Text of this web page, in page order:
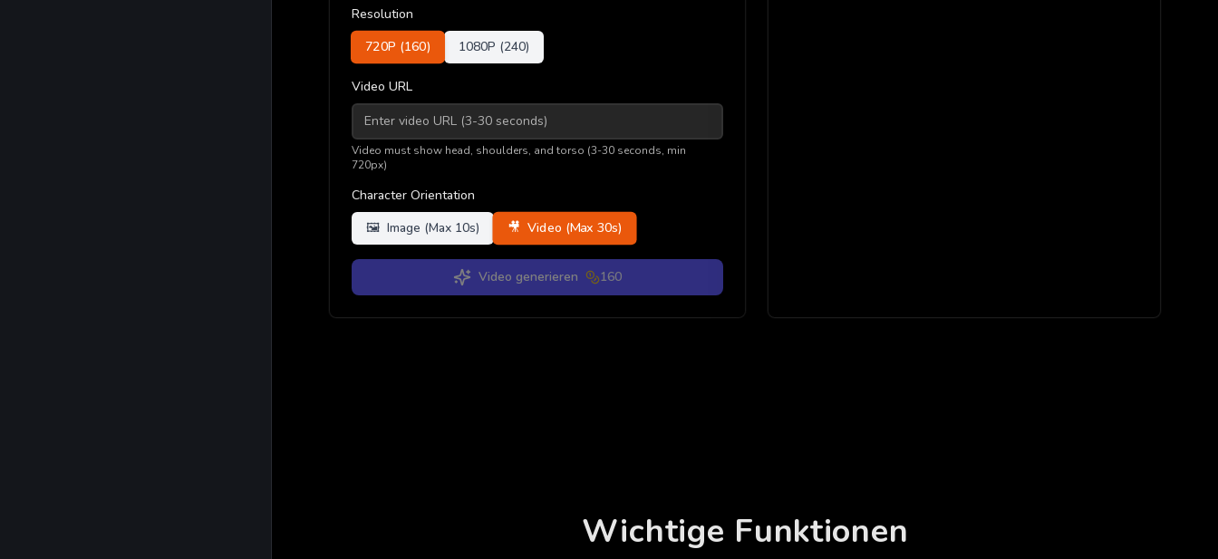
Resolution
720P (160) 1080P (240)
Video URL
Video must show head, shoulders, and torso (3-30 seconds, min
720px)
Character Orientation
🖼️ Image (Max 10s) 🎥 Video (Max 30s)
Video generieren 160
Wichtige Funktionen